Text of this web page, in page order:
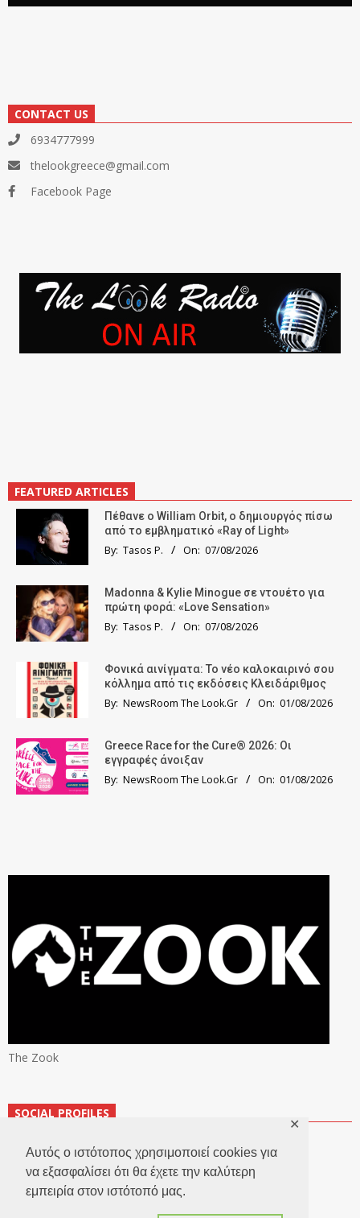
Αυτός ο ιστότοπος χρησιμοποιεί cookies για
να εξασφαλίσει ότι θα έχετε την καλύτερη
εμπειρία στον ιστότοπό μας.
✕
CONTACT US
6934777999
thelookgreece@gmail.com
Facebook Page
FEATURED ARTICLES
Πέθανε ο William Orbit, ο δημιουργός πίσω
από το εμβληματικό «Ray of Light»
By: Tasos P. On: 07/08/2026
Madonna & Kylie Minogue σε ντουέτο για
πρώτη φορά: «Love Sensation»
By: Tasos P. On: 07/08/2026
Φονικά αινίγματα: Το νέο καλοκαιρινό σου
κόλλημα από τις εκδόσεις Κλειδάριθμος
By: NewsRoom The Look.Gr On: 01/08/2026
Greece Race for the Cure® 2026: Οι
εγγραφές άνοιξαν
By: NewsRoom The Look.Gr On: 01/08/2026
The Zook
SOCIAL PROFILES